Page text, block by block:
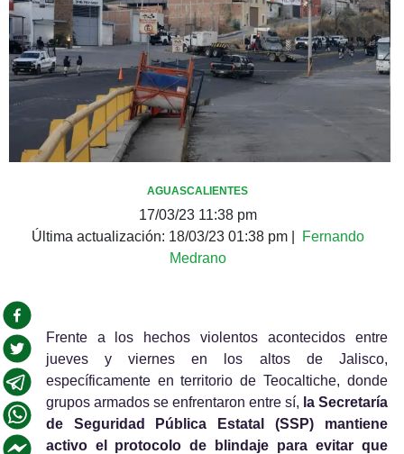
AGUASCALIENTES
17/03/23 11:38 pm
Última actualización: 18/03/23 01:38 pm|
Fernando
Medrano
Frente a los hechos violentos acontecidos entre
jueves y viernes en los altos de Jalisco,
específicamente en territorio de Teocaltiche, donde
grupos armados se enfrentaron entre sí, la Secretaría
de Seguridad Pública Estatal (SSP) mantiene
activo el protocolo de blindaje para evitar que